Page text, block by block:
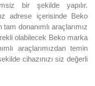
bir şekilde yapılır.
adrese içerisinde Beko
donanımlı araçlarımız
olabilecek Beko marka
araçlarımızdan temin
cihazınızı siz değerli